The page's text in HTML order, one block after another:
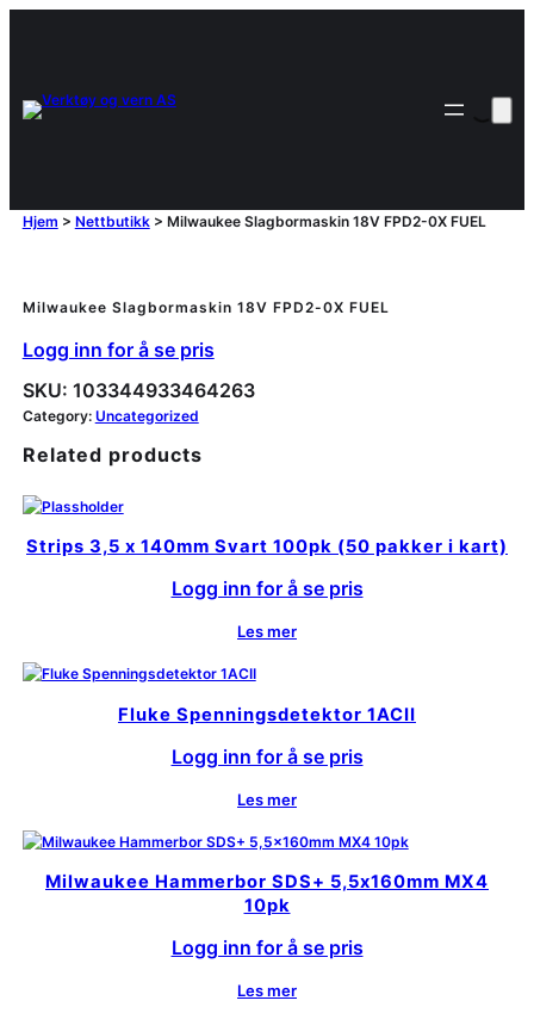
Hjem > Nettbutikk> Milwaukee Slagbormaskin 18V FPD2-0X FUEL
Milwaukee Slagbormaskin 18V FPD2-0X FUEL
Logg inn for å se pris
SKU: 103344933464263
Category: Uncategorized
Related products
Strips 3,5 x 140mm Svart 100pk (50 pakker i kart)
Logg inn for å se pris
Les mer
Fluke Spenningsdetektor 1ACII
Logg inn for å se pris
Les mer
Milwaukee Hammerbor SDS+ 5,5x160mm MX4
10pk
Logg inn for å se pris
Les mer